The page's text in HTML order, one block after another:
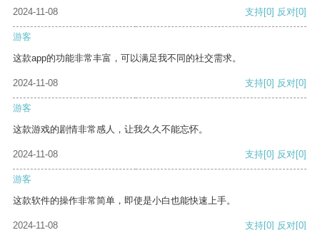
2024-11-08
支持[0] 反对[0]
游客
这款app的功能非常丰富，可以满足我不同的社交需求。
2024-11-08 支持[0] 反对[0]
游客
这款游戏的剧情非常感人，让我久久不能忘怀。
2024-11-08 支持[0] 反对[0]
游客
这款软件的操作非常简单，即使是小白也能快速上手。
2024-11-08 支持[0] 反对[0]